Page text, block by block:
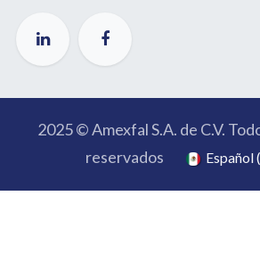
2025 © Amexfal S.A. de C.V.
reservados
Español